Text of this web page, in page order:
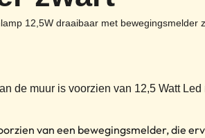
12,5W draaibaar met bewegingsmelder
de muur is voorzien van 12,5 Watt Led
van een bewegingsmelder, die